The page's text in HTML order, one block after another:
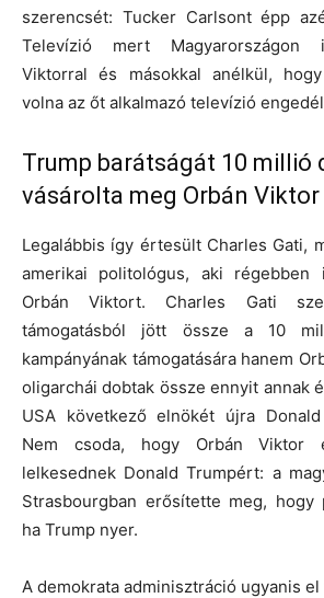
szerencsét: Tucker Carlsont épp
Televízió mert Magyarországon
Viktorral és másokkal anélkül,
volna az őt alkalmazó televízió
Trump barátságát 10 millió
vásárolta meg Orbán Viktor
Legalábbis így értesült Charles Gati,
amerikai politológus, aki régebben
Orbán Viktort. Charles Gati
támogatásból jött össze a 10
kampányának támogatására hanem
oligarchái dobtak össze ennyit annak
USA következő elnökét újra
Nem csoda, hogy Orbán Viktor
lelkesednek Donald Trumpért: a
Strasbourgban erősítette meg, hogy
ha Trump nyer.
A demokrata adminisztráció ugyanis el